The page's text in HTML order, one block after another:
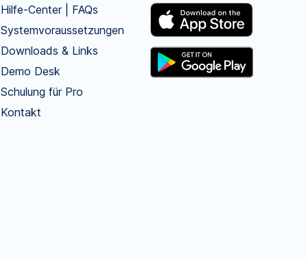
Hilfe-Center | FAQs
Systemvoraussetzungen
Downloads & Links
Demo Desk
Schulung für Pro
Kontakt